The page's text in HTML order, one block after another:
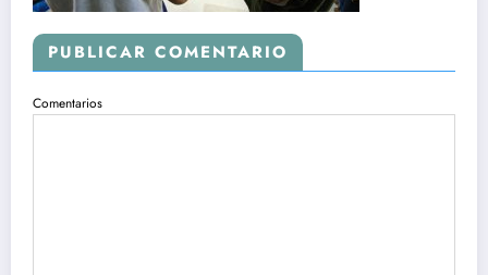
PUBLICAR COMENTARIO
Comentarios